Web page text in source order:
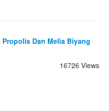
Propolis Dan Melia Biyang
16726 Views